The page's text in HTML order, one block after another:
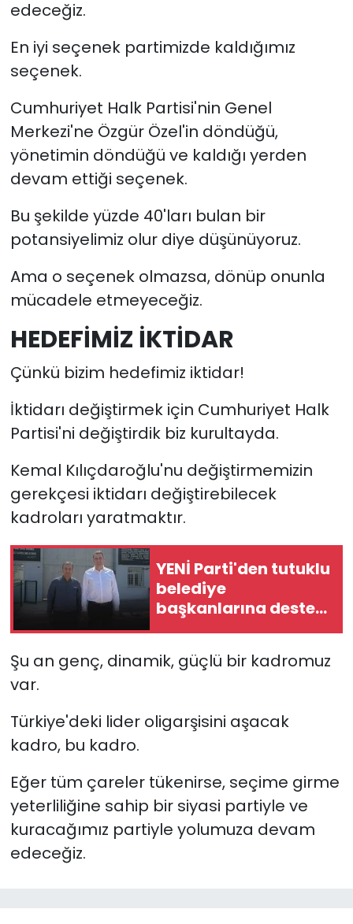
edeceğiz.
En iyi seçenek partimizde kaldığımız
seçenek.
Cumhuriyet Halk Partisi'nin Genel
Merkezi'ne Özgür Özel'in döndüğü,
yönetimin döndüğü ve kaldığı yerden
devam ettiği seçenek.
Bu şekilde yüzde 40'ları bulan bir
potansiyelimiz olur diye düşünüyoruz.
Ama o seçenek olmazsa, dönüp onunla
mücadele etmeyeceğiz.
HEDEFİMİZ İKTİDAR
Çünkü bizim hedefimiz iktidar!
İktidarı değiştirmek için Cumhuriyet Halk
Partisi'ni değiştirdik biz kurultayda.
Kemal Kılıçdaroğlu'nu değiştirmemizin
gerekçesi iktidarı değiştirebilecek
kadroları yaratmaktır.
YENİ Parti'den tutuklu
belediye
başkanlarına destek
ziyareti: "Yanlarında
edeceğiz"
Şu an genç, dinamik, güçlü bir kadromuz
var.
Türkiye'deki lider oligarşisini aşacak
kadro, bu kadro.
Eğer tüm çareler tükenirse, seçime girme
yeterliliğine sahip bir siyasi partiyle ve
kuracağımız partiyle yolumuza devam
edeceğiz.